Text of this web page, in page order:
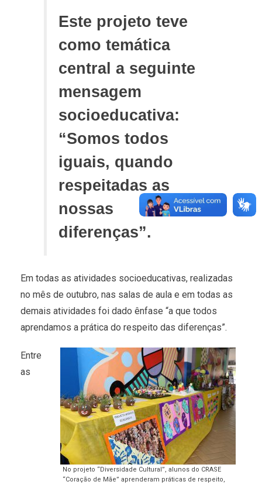
Este projeto teve
como temática
central a seguinte
mensagem
socioeducativa:
“Somos todos
iguais, quando
respeitadas as
nossas
diferenças”.
Em todas as atividades socioeducativas, realizadas
no mês de outubro, nas salas de aula e em todas as
demais atividades foi dado ênfase “a que todos
aprendamos a prática do respeito das diferenças”.
No projeto “Diversidade Cultural”, alunos do CRASE
“Coração de Mãe” aprenderam práticas de respeito,
Entre
as